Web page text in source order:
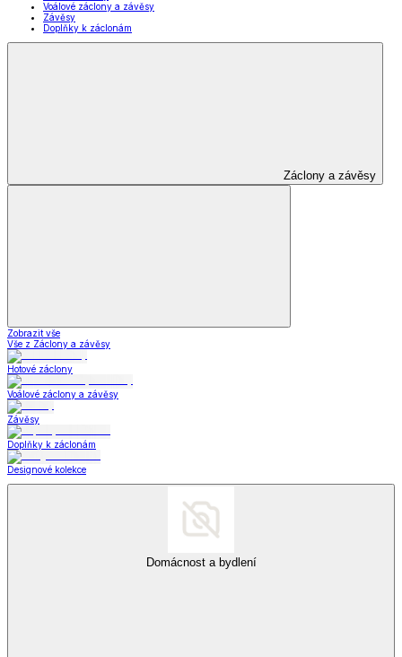
Voálové záclony a závěsy
Závěsy
Doplňky k záclonám
Záclony a závěsy
Zobrazit vše
Vše z Záclony a závěsy
Hotové záclony
Voálové záclony a závěsy
Závěsy
Doplňky k záclonám
Designové kolekce
Domácnost a bydlení